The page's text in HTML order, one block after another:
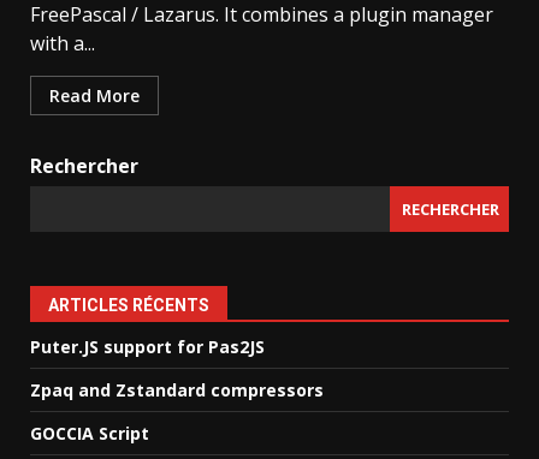
FreePascal / Lazarus. It combines a plugin manager
with a...
Read More
Rechercher
RECHERCHER
ARTICLES RÉCENTS
Puter.JS support for Pas2JS
Zpaq and Zstandard compressors
GOCCIA Script